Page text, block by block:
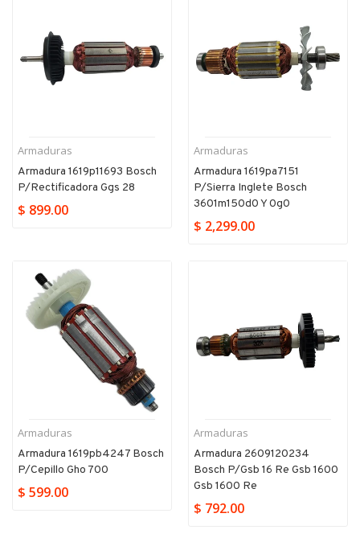
Armaduras
Armadura 1619p11693 Bosch
P/rectificadora Ggs 28
$ 899.00
Armaduras
Armadura 1619pa7151
P/sierra Inglete Bosch
3601m150d0 Y 0g0
$ 2,299.00
Armaduras
Armadura 1619pb4247 Bosch
P/cepillo Gho 700
$ 599.00
Armaduras
Armadura 2609120234
Bosch P/gsb 16 Re Gsb 1600
Gsb 1600 Re
$ 792.00